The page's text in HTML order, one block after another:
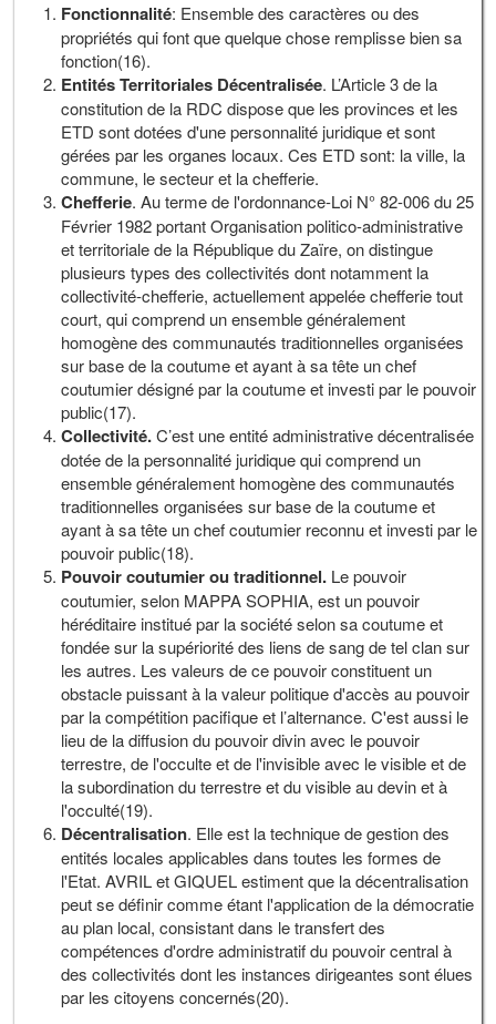
Fonctionnalité: Ensemble des caractères ou des
propriétés qui font que quelque chose remplisse bien sa
fonction(16).
Entités Territoriales Décentralisée. L’Article 3 de la
constitution de la RDC dispose que les provinces et les
ETD sont dotées d'une personnalité juridique et sont
gérées par les organes locaux. Ces ETD sont: la ville, la
commune, le secteur et la chefferie.
Chefferie. Au terme de l'ordonnance-Loi N° 82-006 du 25
Février 1982 portant Organisation politico-administrative
et territoriale de la République du Zaïre, on distingue
plusieurs types des collectivités dont notamment la
collectivité-chefferie, actuellement appelée chefferie tout
court, qui comprend un ensemble généralement
homogène des communautés traditionnelles organisées
sur base de la coutume et ayant à sa tête un chef
coutumier désigné par la coutume et investi par le pouvoir
public(17).
Collectivité.C’est une entité administrative décentralisée
dotée de la personnalité juridique qui comprend un
ensemble généralement homogène des communautés
traditionnelles organisées sur base de la coutume et
ayant à sa tête un chef coutumier reconnu et investi par le
pouvoir public(18).
Pouvoir coutumier ou traditionnel. Le pouvoir
coutumier, selon MAPPA SOPHIA, est un pouvoir
héréditaire institué par la société selon sa coutume et
fondée sur la supériorité des liens de sang de tel clan sur
les autres. Les valeurs de ce pouvoir constituent un
obstacle puissant à la valeur politique d'accès au pouvoir
par la compétition pacifique et l’alternance. C'est aussi le
lieu de la diffusion du pouvoir divin avec le pouvoir
terrestre, de l'occulte et de l'invisible avec le visible et de
la subordination du terrestre et du visible au devin et à
l'occulté(19).
Décentralisation. Elle est la technique de gestion des
entités locales applicables dans toutes les formes de
l'Etat. AVRIL et GIQUEL estiment que la décentralisation
peut se définir comme étant l'application de la démocratie
au plan local, consistant dans le transfert des
compétences d'ordre administratif du pouvoir central à
des collectivités dont les instances dirigeantes sont élues
par les citoyens concernés(20).